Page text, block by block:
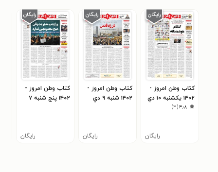
کتاب وطن امروز -
۱۴۰۲ يکشنبه ۱۰ دي
۴٫۸(۴)
رایگان
کتاب وطن امروز -
۱۴۰۲ شنبه ۹ دي
رایگان
کتاب وطن امروز -
۱۴۰۲ پنج شنبه ۷
رایگان